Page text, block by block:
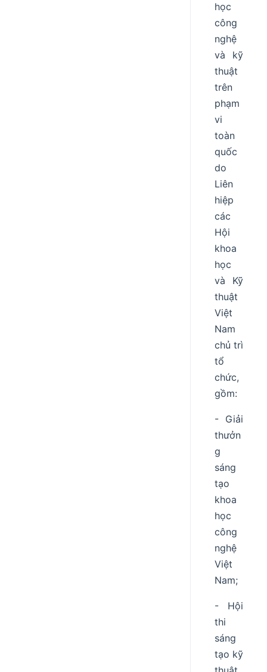
học
công
nghệ
và kỹ
thuật
trên
phạm
vi
toàn
quốc
do
Liên
hiệp
các
Hội
khoa
học
và Kỹ
thuật
Việt
Nam
chủ trì
tổ
chức,
gồm:
- Giải
thưởn
g
sáng
tạo
khoa
học
công
nghệ
Việt
Nam;
- Hội
thi
sáng
tạo kỹ